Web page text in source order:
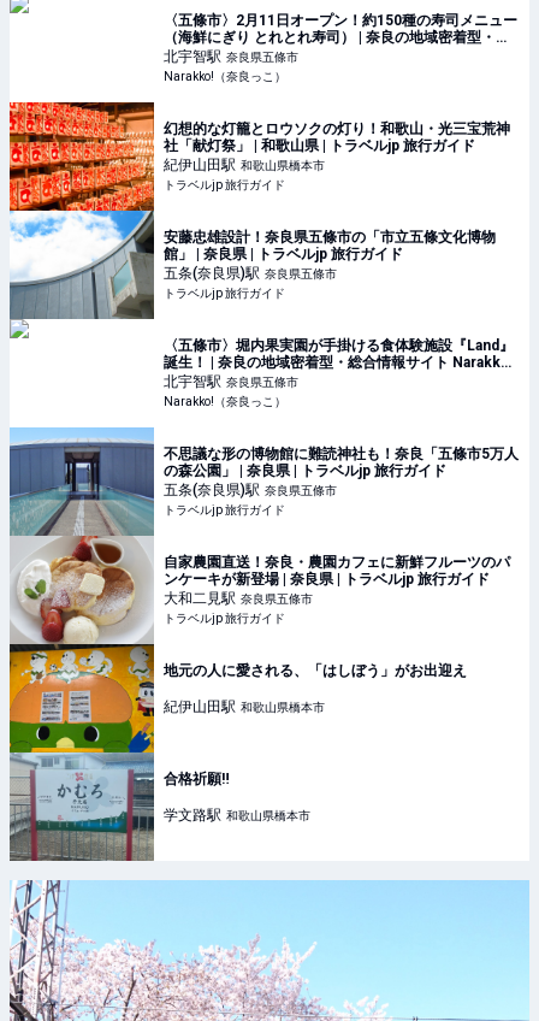
〈五條市〉2月11日オープン！約150種の寿司メニュー
（海鮮にぎり とれとれ寿司） | 奈良の地域密着型・総
合情報サイト Narakko!（奈良っこ）
北宇智駅 奈良県五條市
Narakko!（奈良っこ）
幻想的な灯籠とロウソクの灯り！和歌山・光三宝荒神
社「献灯祭」 | 和歌山県 | トラベルjp 旅行ガイド
紀伊山田駅 和歌山県橋本市
トラベルjp 旅行ガイド
安藤忠雄設計！奈良県五條市の「市立五條文化博物
館」 | 奈良県 | トラベルjp 旅行ガイド
五条(奈良県)駅 奈良県五條市
トラベルjp 旅行ガイド
〈五條市〉堀内果実園が手掛ける食体験施設『Land』
誕生！ | 奈良の地域密着型・総合情報サイト Narakko!
（奈良っこ）
北宇智駅 奈良県五條市
Narakko!（奈良っこ）
不思議な形の博物館に難読神社も！奈良「五條市5万人
の森公園」 | 奈良県 | トラベルjp 旅行ガイド
五条(奈良県)駅 奈良県五條市
トラベルjp 旅行ガイド
自家農園直送！奈良・農園カフェに新鮮フルーツのパ
ンケーキが新登場 | 奈良県 | トラベルjp 旅行ガイド
大和二見駅 奈良県五條市
トラベルjp 旅行ガイド
地元の人に愛される、「はしぼう」がお出迎え
紀伊山田駅 和歌山県橋本市
合格祈願‼️
学文路駅 和歌山県橋本市